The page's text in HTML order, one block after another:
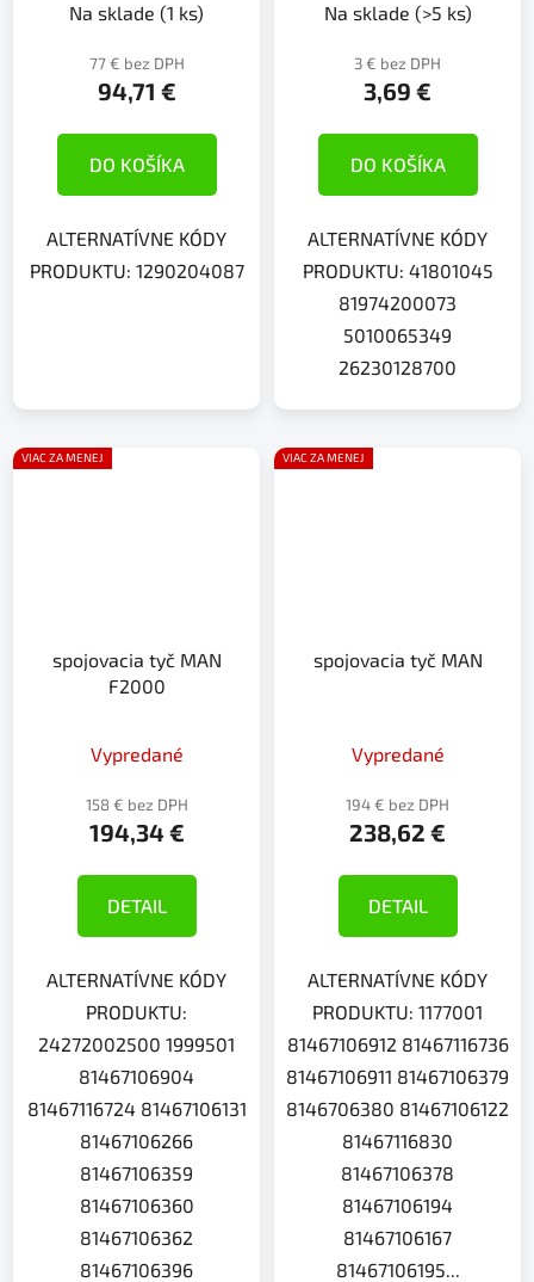
Na sklade (1 ks)
77 € bez DPH
94,71 €
DO KOŠÍKA
ALTERNATÍVNE KÓDY
PRODUKTU: 1290204087
Na sklade (>5 ks)
3 € bez DPH
3,69 €
DO KOŠÍKA
ALTERNATÍVNE KÓDY
PRODUKTU: 41801045
81974200073
5010065349
26230128700
VIAC ZA MENEJ
spojovacia tyč MAN
F2000
Vypredané
158 € bez DPH
194,34 €
DETAIL
ALTERNATÍVNE KÓDY
PRODUKTU:
24272002500 1999501
81467106904
81467116724 81467106131
81467106266
81467106359
81467106360
81467106362
81467106396
VIAC ZA MENEJ
spojovacia tyč MAN
Vypredané
194 € bez DPH
238,62 €
DETAIL
ALTERNATÍVNE KÓDY
PRODUKTU: 1177001
81467106912 81467116736
81467106911 81467106379
8146706380 81467106122
81467116830
81467106378
81467106194
81467106167
81467106195...